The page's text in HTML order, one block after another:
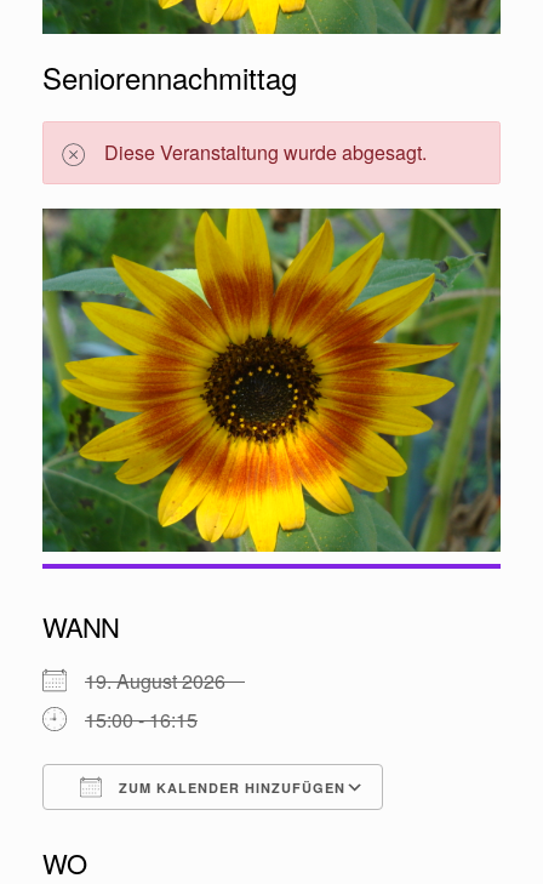
Seniorennachmittag
Diese Veranstaltung wurde abgesagt.
WANN
19. August 2026
15:00 - 16:15
ZUM KALENDER HINZUFÜGEN
WO